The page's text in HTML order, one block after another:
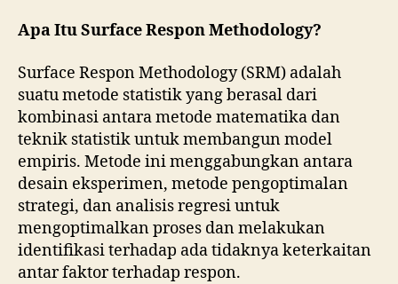
Apa Itu Surface Respon Methodology?
Surface Respon Methodology (SRM) adalah
suatu metode statistik yang berasal dari
kombinasi antara metode matematika dan
teknik statistik untuk membangun model
empiris. Metode ini menggabungkan antara
desain eksperimen, metode pengoptimalan
strategi, dan analisis regresi untuk
mengoptimalkan proses dan melakukan
identifikasi terhadap ada tidaknya keterkaitan
antar faktor terhadap respon.